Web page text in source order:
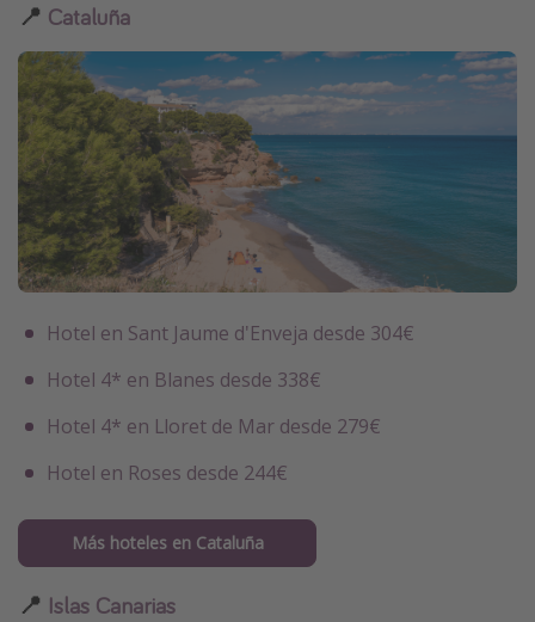
📍 Cataluña
Hotel en Sant Jaume d'Enveja desde 304€
Hotel 4* en Blanes desde 338€
Hotel 4* en Lloret de Mar desde 279€
Hotel en Roses desde 244€
Más hoteles en Cataluña
📍 Islas Canarias